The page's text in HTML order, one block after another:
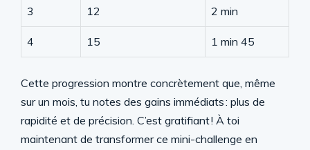
3 12 2 min
4 15 1 min 45
Cette progression montre concrètement que, même
sur un mois, tu notes des gains immédiats : plus de
rapidité et de précision. C’est gratifiant ! À toi
maintenant de transformer ce mini-challenge en